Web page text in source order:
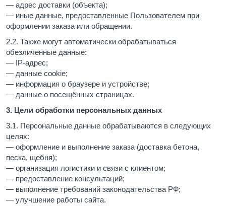
— адрес доставки (объекта);
— иные данные, предоставленные Пользователем при
оформлении заказа или обращении.
2.2. Также могут автоматически обрабатываться
обезличенные данные:
— IP-адрес;
— данные cookie;
— информация о браузере и устройстве;
— данные о посещённых страницах.
3. Цели обработки персональных данных
3.1. Персональные данные обрабатываются в следующих
целях:
— оформление и выполнение заказа (доставка бетона,
песка, щебня);
— организация логистики и связи с клиентом;
— предоставление консультаций;
— выполнение требований законодательства РФ;
— улучшение работы сайта.